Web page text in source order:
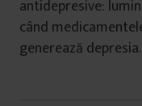
antidepresive:
când
generează depresia.